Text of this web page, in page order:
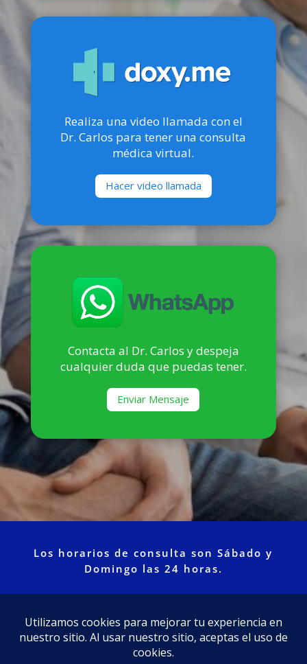
Realiza una video llamada con el
Dr. Carlos para tener una consulta
médica virtual.
Hacer video llamada
Contacta al Dr. Carlos y despeja
cualquier duda que puedas tener.
Enviar Mensaje
Los horarios de consulta son Sábado y
Domingo las 24 horas.
Micrositio creado porNegocios Enlazados|Mi
Doctor a Domicilio